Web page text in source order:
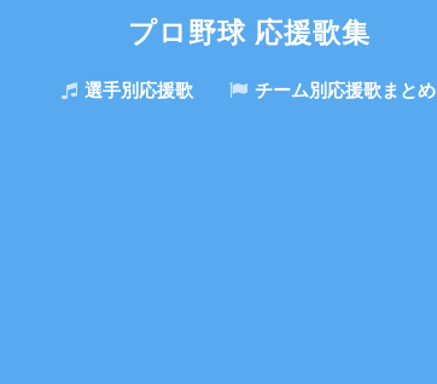
プロ野球 応援歌集
選手別応援歌 チーム別応援歌まとめ